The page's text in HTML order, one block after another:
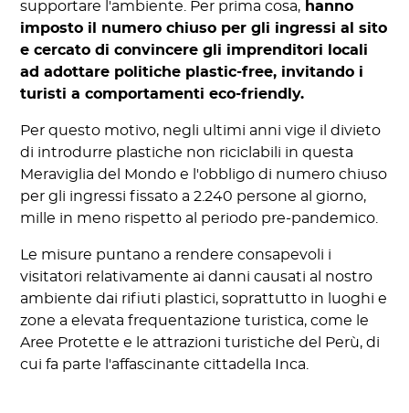
supportare l'ambiente. Per prima cosa, hanno
imposto il numero chiuso per gli ingressi al sito
e cercato di convincere gli imprenditori locali
ad adottare politiche plastic-free, invitando i
turisti a comportamenti eco-friendly.
Per questo motivo, negli ultimi anni vige il divieto
di introdurre plastiche non riciclabili in questa
Meraviglia del Mondo e l'obbligo di numero chiuso
per gli ingressi fissato a 2.240 persone al giorno,
mille in meno rispetto al periodo pre-pandemico.
Le misure puntano a rendere consapevoli i
visitatori relativamente ai danni causati al nostro
ambiente dai rifiuti plastici, soprattutto in luoghi e
zone a elevata frequentazione turistica, come le
Aree Protette e le attrazioni turistiche del Perù, di
cui fa parte l'affascinante cittadella Inca.